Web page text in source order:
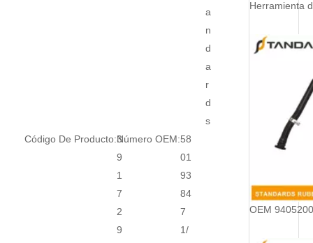
a
n
d
a
r
d
s
Código De Producto:3
9
1
7
2
9
Número OEM:58
01
93
84
7
1/